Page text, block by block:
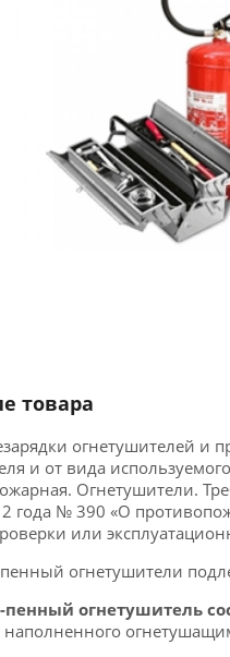
товара
огнетушителей и
и от вида
Огнетушители.
года № 390 «О
или
огнетушители
огнетушитель
наполненного